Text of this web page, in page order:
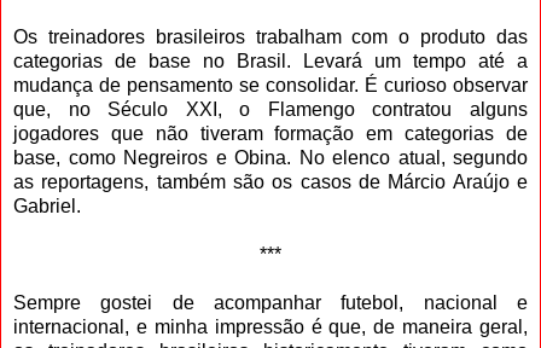
Os treinadores brasileiros trabalham com o produto das
categorias de base no Brasil. Levará um tempo até a
mudança de pensamento se consolidar. É curioso observar
que, no Século XXI, o Flamengo contratou alguns
jogadores que não tiveram formação em categorias de
base, como Negreiros e Obina. No elenco atual, segundo
as reportagens, também são os casos de Márcio Araújo e
Gabriel.
***
Sempre gostei de acompanhar futebol, nacional e
internacional, e minha impressão é que, de maneira geral,